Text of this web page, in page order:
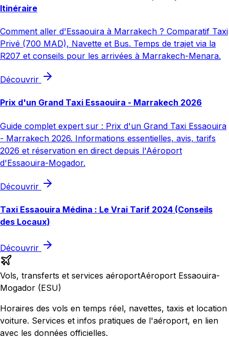
Itinéraire
Comment aller d'Essaouira à Marrakech ? Comparatif Taxi
Privé (700 MAD), Navette et Bus. Temps de trajet via la
R207 et conseils pour les arrivées à Marrakech-Menara.
Découvrir
Prix d'un Grand Taxi Essaouira - Marrakech 2026
Guide complet expert sur : Prix d'un Grand Taxi Essaouira
- Marrakech 2026. Informations essentielles, avis, tarifs
2026 et réservation en direct depuis l'Aéroport
d'Essaouira-Mogador.
Découvrir
Taxi Essaouira Médina : Le Vrai Tarif 2024 (Conseils
des Locaux)
Découvrir
Vols, transferts et services aéroportAéroport Essaouira-
Mogador (ESU)
Horaires des vols en temps réel, navettes, taxis et location
voiture. Services et infos pratiques de l'aéroport, en lien
avec les données officielles.